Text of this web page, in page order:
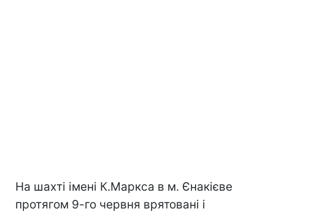
На шахті імені К.Маркса в м. Єнакієве
протягом 9-го червня врятовані і